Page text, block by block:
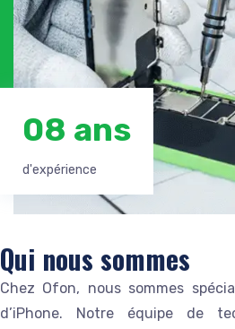
08 ans
d'expérience
Qui nous sommes
Chez Ofon, nous sommes
d’iPhone. Notre équipe de